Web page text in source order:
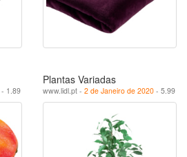
- 1.89
Plantas Variadas
www.lidl.pt - 2 de Janeiro de 2020 - 5.99